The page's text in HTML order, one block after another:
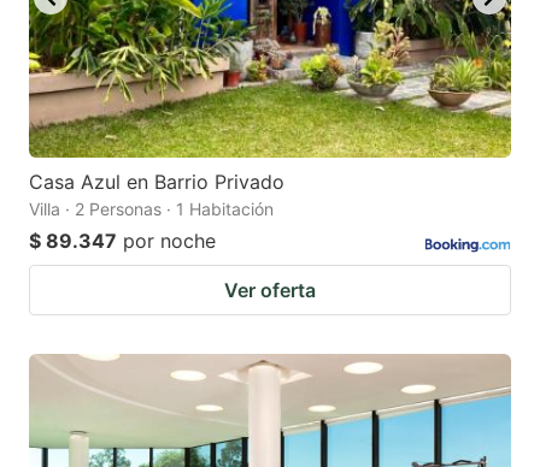
Casa Azul en Barrio Privado
Villa · 2 Personas · 1 Habitación
$ 89.347 por noche
Ver oferta